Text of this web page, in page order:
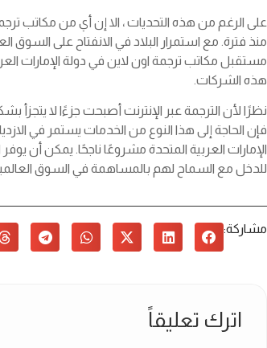
على الرغم من هذه التحديات ، الا إن أي من مكاتب
منذ فترة. مع استمرار البلاد في الانفتاح على السوق
مستقبل مكاتب ترجمة اون لاين في دولة الإمارات
هذه الشركات.
نظرًا لأن الترجمة عبر الإنترنت أصبحت جزءًا لا يتجزأ
فإن الحاجة إلى هذا النوع من الخدمات يستمر في
الإمارات العربية المتحدة مشروعًا ناجحًا. يمكن أن
للدخل مع السماح لهم بالمساهمة في السوق
مشاركة:
اترك تعليقاً